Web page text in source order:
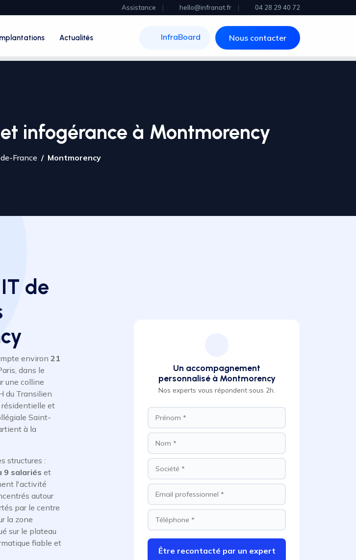
Assistance | hello@infranat.fr | 04 28 29 40 72
Actualités InfraBoard Nous contacter
infogérance à Montmorency
France Montmorency
de
environ 21
dans le
une colline
du Transilien
et
Saint-
à la
structures :
9 salariés et
l'activité
autour
par le centre
la zone
sur le plateau
fiable et
Un accompagnement
personnalisé à Montmorency
Nos experts vous répondent sous 2h.
Être recontacté par un expert